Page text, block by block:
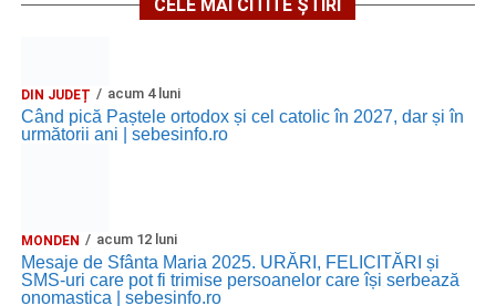
CELE MAI CITITE ȘTIRI
DIN JUDEȚ acum 4 luni
Când pică Paștele ortodox și cel catolic în 2027, dar și în
următorii ani | sebesinfo.ro
MONDEN acum 12 luni
Mesaje de Sfânta Maria 2025. URĂRI, FELICITĂRI și
SMS-uri care pot fi trimise persoanelor care își serbează
onomastica | sebesinfo.ro